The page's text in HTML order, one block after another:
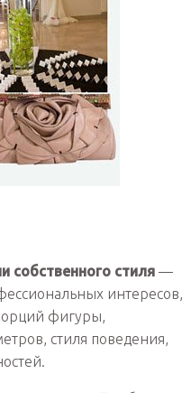
собственного стиля—
интересов,
фигуры,
стиля поведения,